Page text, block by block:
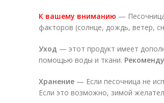
К вашему вниманию —
факторов (солнце, дождь, ветер,
Уход — этот продукт имеет
помощью воды и ткани.
Хранение — Если песочница не
Если это возможно, зимой